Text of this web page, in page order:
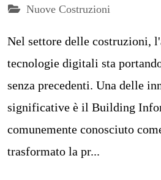
Nuove Costruzioni
Nel settore delle costruzioni,
tecnologie digitali sta
senza precedenti. Una delle
significative è il Building
comunemente conosciuto
trasformato la pr...